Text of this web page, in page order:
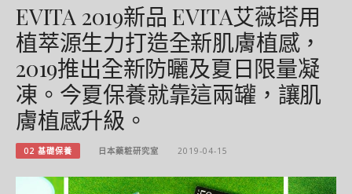
EVITA 2019新品 EVITA艾薇塔用
植萃源生力打造全新肌膚植感，
2019推出全新防曬及夏日限量凝
凍。今夏保養就靠這兩罐，讓肌
膚植感升級。
02 基礎保養 日本藥粧研究室 2019-04-15